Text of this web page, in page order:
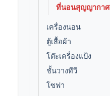
ที่นอนสุญญากาศ
เครื่องนอน
ตู้เสื้อผ้า
โต๊ะเครื่องแป้ง
ชั้นวางทีวี
โซฟา